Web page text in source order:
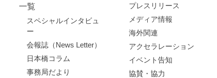
一覧
スペシャルインタビュ
ー
会報誌（News Letter）
日本橋コラム
事務局だより
プレスリリース
メディア情報
海外関連
アクセラレーション
イベント告知
協賛・協力